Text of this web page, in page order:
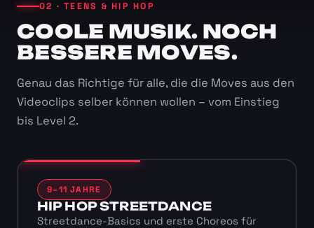
02 · TEENS & HIP HOP
COOLE MUSIK. NOCH
BESSERE MOVES.
Genau das Richtige für alle, die die Moves aus den
Videoclips selber können wollen – vom Einstieg
bis Level 2.
9–11 JAHRE
HIP HOP STREETDANCE
Streetdance-Basics und erste Choreos für